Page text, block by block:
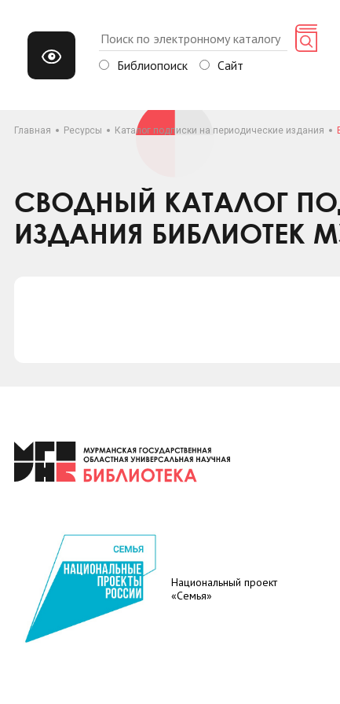
Библиопоиск Сайт
Главная Ресурсы Каталог подписки на периодические издания
СВОДНЫЙ КАТАЛОГ
ИЗДАНИЯ БИБЛИОТЕК
Национальный проект
«Семья»